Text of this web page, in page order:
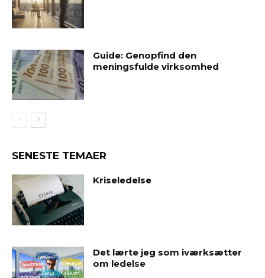
Guide: Genopfind den
meningsfulde virksomhed
SENESTE TEMAER
Kriseledelse
Det lærte jeg som iværksætter
om ledelse